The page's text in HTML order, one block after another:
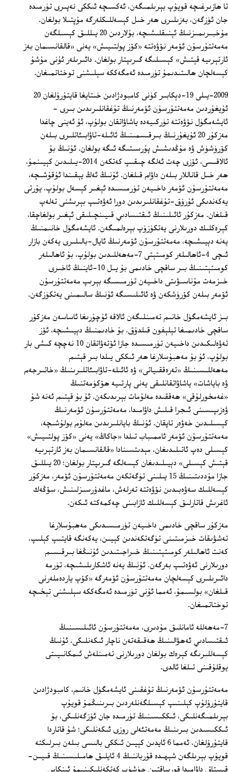
تا ھازىرغىچە قويۇپ بېرىلمىگەن، ئەكسىچە ئىككى نەپىرى تۈرمىدە
جان ئۈزگەن، بەزىلىرى ھەر خىل كېسەللىكلەرگە مۇپتىلا بولغان.
مۇخبىرىمىزنىڭ ئېنىقلىشىچە، بۇلاردىن 20 يىللىق كېسىلگەن
مەمەتتۇرسۇن ئۆمەر نۆۋەتتە «كۆز پولتىيىش» يەنى «قالقانسىمان بەز
ئارتېرىيە قېتىش» كېسىلىگە گىرىپتار بولغان. دائىرىلەر ئۇنى مۇشۇ
كېسەلچان ھالىتىدىمۇ تۈرمىدە ئەمگەككە سېلىشنى توختاتمىغان.
2009-يىلى 19-دېكابىر كۈنى كامبودژادىن خىتايغا قايتۇرۇلغان 20
ئۇيغۇردىن مەمەتتۇرسۇن ئۆمەرنىڭ تۇغقانلىرىدىن بىرى -
ئايشەمگۈل نۆۋەتتە تۈركىيەدە ياشاۋاتقان بولۇپ، ئۇ ئەينى چاغدا
مەزكۇر 20 ئۇيغۇرنىڭ بىرقىسمىنىڭ ئائىلە-تاۋابىئاتلىرى بىلەن
كۆرۈشۈش ۋە مۇڭدىشىش پۇرسىتىگە ئىگە بولغان. ئۇنىڭ بۇ
ئالاقىسى، ئۆزى چەت ئەلگە چىقىپ كەتكەن 2014-يىلىدىن كېيىنمۇ،
ھەر خىل قاناللار بىلەن داۋام قىلغان. ئۇنىڭ ئەڭ يېقىندا ئۇقۇشىچە،
مەمەتتۇرسۇن ئۆمەر داخىيەن تۈرمىسىدە ئېغىر كېسەل بولۇپ، يۇرتى
يەكەندىكى ئۇرۇق-تۇغقانلىرىدىن دورا ئەۋەتىپ بېرىشنى تەلەپ
قىلغان. مەزكۇر ئائىلىنىڭ ئىقتىسادىي قىيىنچىلىقى ئېغىر بولغاچقا،
كېرەكلىك دورىلارنى يەتكۈزۈپ بېرەلمىگەن. ئايشەمگۈل خانىمنىڭ
يەنە دېيىشىچە، مەمەتتۇرسۇن ئۆمەرنىڭ ئايال-بالىلىرى يەكەن بازار
ئىچى 4-ئاھالىلەر كومىتېتى 7-مەھەللىدىن بولۇپ، بۇ ئاھالىلەر
كومىتېتىنىڭ بىر ساقچى خادىمى بۇ يىل 10-ئاينىڭ ئاخىرى
خىزمەت مۇناسىۋىتى داخىيەن تۈرمىسىگە بېرىپ مەمەتتۇرسۇن
ئۆمەر بىلەن كۆرۈشكەن ۋە ئائىلىسىگە ئۇنىڭ سالىمىنى يەتكۈزگەن.
بىز ئايشەمگۈل خانىم تەمىنلىگەن ئالاقە ئۇچۇرىغا ئاساسەن مەزكۇر
ساقچى خادىمىغا تېلېفون قىلدۇق. بۇ خادىمنىڭ دېيىشىچە، ئۆز
تەۋەلىكىدىن داخىيەن تۈرمىسىدە جازا ئۆتەۋاتقان 10 نەچچە كىشى بار
بولۇپ، ئۇ بۇ مەھبۇسلارغا ھەر ئىككى يىلدا بىر قېتىم
مەھەللىسىنىڭ «تەرەققىياتى» ۋە ئائىلە-تاۋابىئاتلىرىنىڭ «خاتىرجەم
ۋە باياشات» ياشاۋاتقانلىقى يەنى پارتىيە ھۆكۈمەتنىڭ
«غەمخورلۇقى» ھەققىدە مەلۇمات بېرىدىكەن. ئۇ بۇ قېتىم ئەنە شۇ
ۋەزىپىسىنى ئىجرا قىلىش داۋامىدا، مەمەتتۇرسۇن ئۆمەرنىڭ
كېسىلىدىن خەۋەر تاپقان. ئۇنىڭ بايانلىرىدىن مەلۇم بولۇشىچە،
مەمەتتۇرسۇن ئۆمەر ئاممىباب تىلدا «جاكاڭ» يەنى «كۆز پولتىيىش»
كېسىلى دەپ ئاتىلىدىغان، مېدىتسىنادا «قالقانسىمان بەز ئارتېرىيە
قېتىش كېسىلى» دېيىلىدىغان كېسەلگە گىرىپتار بولغان؛ 20 يىللىق
جازا مۇددىتىنىڭ 15 يىلىنى تۈگەتكەن مەمەتتۇرسۇن ئۆمەر، مەزكۇر
كېسەللىك سەۋەبىدىن نۆۋەتتە تەرلەش، ماغدۇرسىزلىنىش، سۆڭەك
ئاغرىش قاتارلىق كېسەللىك ئازابىنى چەكمەكتە ئىكەن.
مەزكۇر ساقچى خادىمى داخىيەن تۈرمىسىدىكى مەھبۇسلارغا
تەشۋىقات خىزمىتىنى تۈگەتكەندىن كېيىن، يەكەنگە قايتىپ كېلىپ،
كەنت ئاھالىلەر كومىتېتىنىڭ خىراجىتىدىن ئۇنىڭغا بىرقىسىم
دورىلارنى ئەۋەتىپ بەرگەن. ئۇنىڭ يەنە ئاشكارىلىشىچە، تۈرمە
دائىرىلىرى كېسەلچان مەمەتتۇرسۇن ئۆمەرگە «كۆپ ياردەملەرنى
قىلغان» بولسىمۇ، ئەمما ئۇنى تۈرمىدە ئەمگەككە سېلىشنى تېخىچە
توختاتمىغان.
7‏-مەھەللە ئامانلىق مۇدىرى، مەمەتتۇرسۇن ئائىلىسىنىڭ
ئىقتىسادىي ئەھۋالىنىڭ ھەقىقەتەن ناچار ئىكەنلىكى، ئۇنىڭ
كېسەللىرىگە كېرەك بولغان دورىلارنى تەمىنلەش ئىمكانىيىتى
يوقلۇقىنى تىلغا ئالدى.
مەمەتتۇرسۇن ئۆمەرنىڭ تۇغقىنى ئايشەمگۈل خانىم، كامبودژادىن
قايتۇرۇلۇپ كېلىنىپ كېسىلگەنلەردىن بىرىنىڭمۇ قويۇپ
بېرىلمىگەنلىكى، ئىككىسىنىڭ تۈرمىدە جان ئۈزگەنلىكى، بۇ
ئىككىسىدىن بىرىنىڭ مەمەتئەلى روزى ئىكەنلىكى؛ شۇ قاتاردا
قايتۇرۇلغان، ئەمما 6 ئايدىن كېيىن ئىككى بالىسى بىلەن بىرلىكتە
قويۇپ بېرىلگەن شېھىدە قۇرباننىڭ 4 ئايلىق ھامىلىسىنىڭ قىيىن-